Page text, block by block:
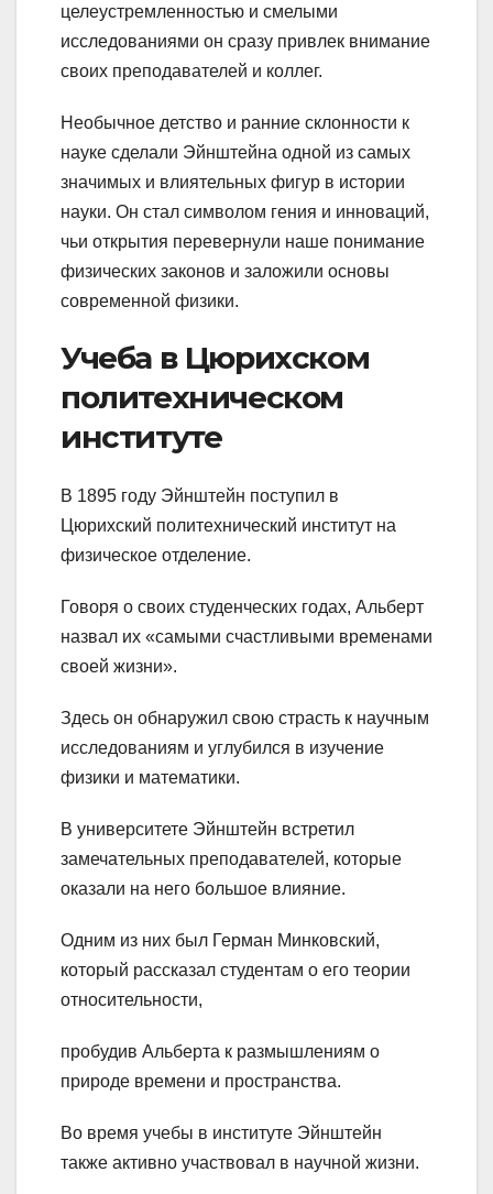
целеустремленностью и смелыми
исследованиями он сразу привлек внимание
своих преподавателей и коллег.
Необычное детство и ранние склонности к
науке сделали Эйнштейна одной из самых
значимых и влиятельных фигур в истории
науки. Он стал символом гения и инноваций,
чьи открытия перевернули наше понимание
физических законов и заложили основы
современной физики.
Учеба в Цюрихском
политехническом
институте
В 1895 году Эйнштейн поступил в
Цюрихский политехнический институт на
физическое отделение.
Говоря о своих студенческих годах, Альберт
назвал их «самыми счастливыми временами
своей жизни».
Здесь он обнаружил свою страсть к научным
исследованиям и углубился в изучение
физики и математики.
В университете Эйнштейн встретил
замечательных преподавателей, которые
оказали на него большое влияние.
Одним из них был Герман Минковский,
который рассказал студентам о его теории
относительности,
пробудив Альберта к размышлениям о
природе времени и пространства.
Во время учебы в институте Эйнштейн
также активно участвовал в научной жизни.